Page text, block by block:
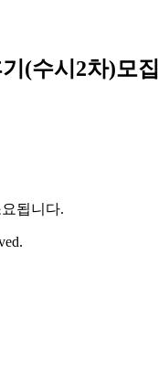
(수시2차)모
됩니다.